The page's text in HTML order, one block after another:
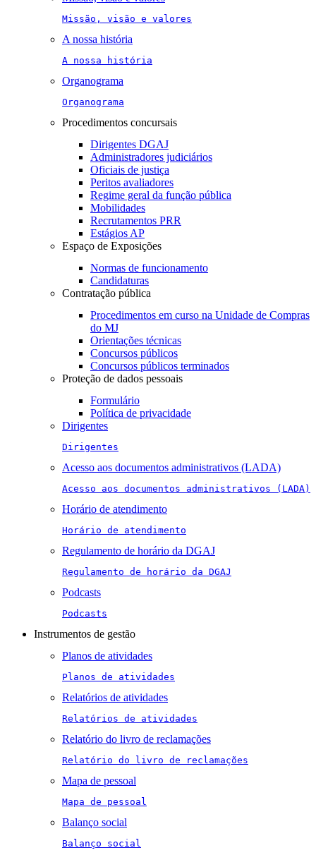
Missão, visão e valores
A nossa história
A nossa história
Organograma
Organograma
Procedimentos concursais
Dirigentes DGAJ
Administradores judiciários
Oficiais de justiça
Peritos avaliadores
Regime geral da função pública
Mobilidades
Recrutamentos PRR
Estágios AP
Espaço de Exposições
Normas de funcionamento
Candidaturas
Contratação pública
Procedimentos em curso na Unidade de Compras
do MJ
Orientações técnicas
Concursos públicos
Concursos públicos terminados
Proteção de dados pessoais
Formulário
Política de privacidade
Dirigentes
Dirigentes
Acesso aos documentos administrativos (LADA)
Acesso aos documentos administrativos (LADA)
Horário de atendimento
Horário de atendimento
Regulamento de horário da DGAJ
Regulamento de horário da DGAJ
Podcasts
Podcasts
Instrumentos de gestão
Planos de atividades
Planos de atividades
Relatórios de atividades
Relatórios de atividades
Relatório do livro de reclamações
Relatório do livro de reclamações
Mapa de pessoal
Mapa de pessoal
Balanço social
Balanço social